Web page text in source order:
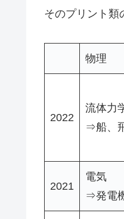
そのプリント類
物理
2022
流体力
⇒船、
2021
電気
⇒発電